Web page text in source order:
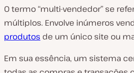
O termo “multi-vendedor” se
múltiplos. Envolve inúmeros
produtos de um único site ou
Em sua essência, um sistema